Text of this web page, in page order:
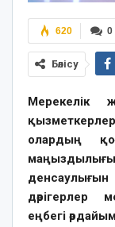
0
620
Бөлісу
Мерекелік
олардың
дәрігерлер
еңбегі